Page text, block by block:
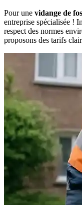
Pour une vidange de
entreprise spécialisée !
respect des normes
proposons des tarifs